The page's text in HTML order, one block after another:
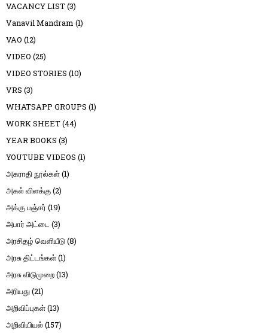
VACANCY LIST(3)
Vanavil Mandram (1)
VAO (12)
VIDEO (25)
VIDEO STORIES (10)
VRS (3)
WHATSAPP GROUPS (1)
WORK SHEET(44)
YEAR BOOKS (3)
YOUTUBE VIDEOS (1)
அகராதி நூல்கள்(1)
அகல் விளக்கு(2)
அக்கு பஞ்சர் (19)
அபார் அட்டை (3)
அரசிதழ் வெளியீடு(8)
அரசு திட்டங்கள்(1)
அரசு விடுமுறை(13)
அரியது(21)
அறிவிப்புகள்(13)
அறிவியியல் (157)